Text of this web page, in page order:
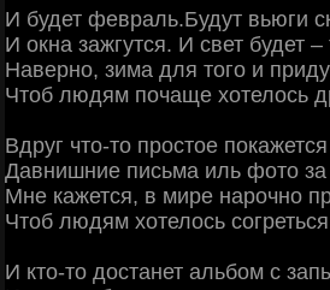
И будет февраль.Будут вьюги
И окна зажгутся. И свет будет
Наверно, зима для того и
Чтоб людям почаще хотелось
Вдруг что-то простое
Давнишние письма иль фото
Мне кажется, в мире нарочно
Чтоб людям хотелось
И кто-то достанет альбом с